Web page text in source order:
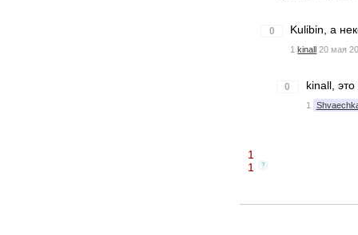
0 Kulibin, а
1 kinall 20 мая
0 kinall,
1
1
1
?